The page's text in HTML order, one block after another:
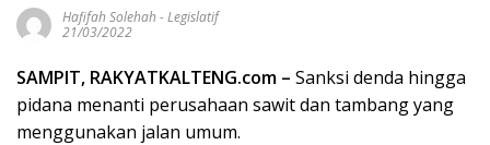
Hafifah Solehah -Legislatif
21/03/2022
SAMPIT, RAKYATKALTENG.com – Sanksi denda hingga
pidana menanti perusahaan sawit dan tambang yang
menggunakan jalan umum.